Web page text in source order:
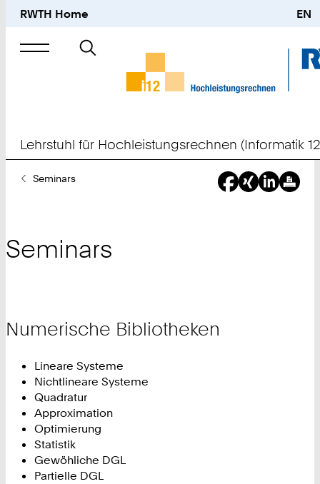
RWTH Home EN
Suche
nach
Lehrstuhl für Hochleistungsrechnen (Informatik
SieSeminars
Seminars
Numerische Bibliotheken
Lineare Systeme
Nichtlineare Systeme
Quadratur
Approximation
Optimierung
Statistik
Gewöhliche DGL
Partielle DGL